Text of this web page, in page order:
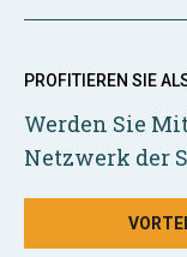
PROFITIEREN SIE
Werden Sie
Netzwerk der